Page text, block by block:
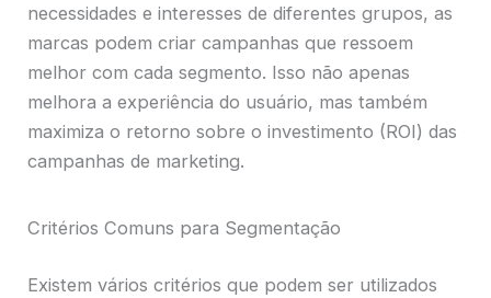
necessidades e interesses de diferentes grupos, as
marcas podem criar campanhas que ressoem
melhor com cada segmento. Isso não apenas
melhora a experiência do usuário, mas também
maximiza o retorno sobre o investimento (ROI) das
campanhas de marketing.
Critérios Comuns para Segmentação
Existem vários critérios que podem ser utilizados